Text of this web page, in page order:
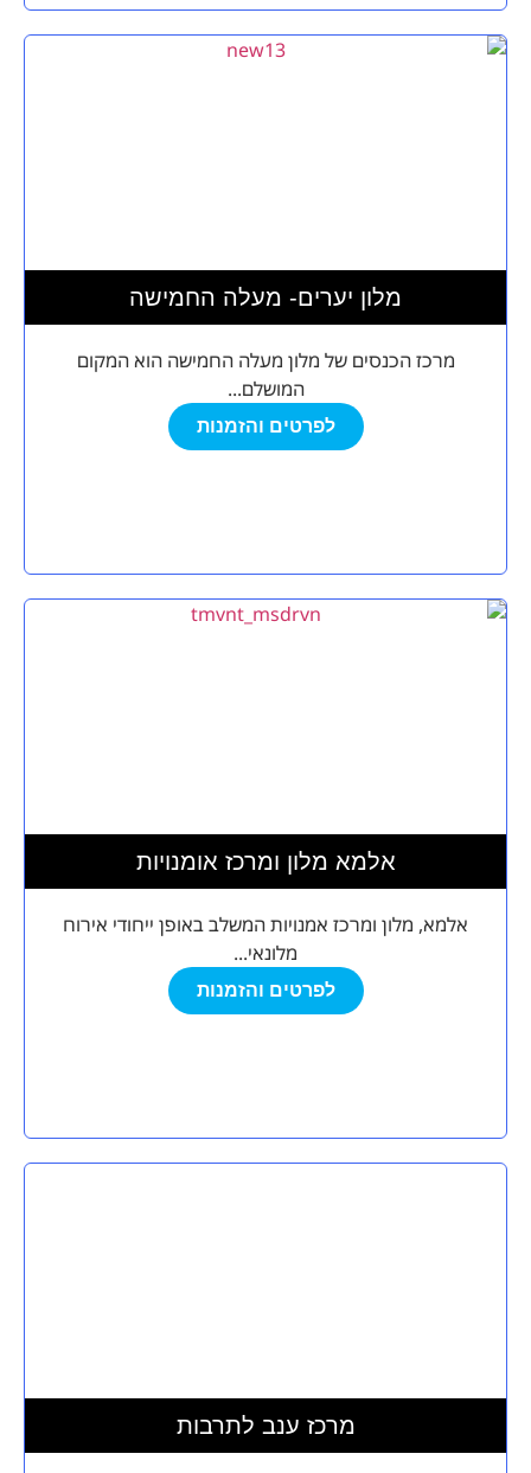
מלון יערים- מעלה החמישה
מרכז הכנסים של מלון מעלה החמישה הוא המקום
המושלם...
לפרטים והזמנות
אלמא מלון ומרכז אומנויות
אלמא, מלון ומרכז אמנויות המשלב באופן ייחודי אירוח
מלונאי...
לפרטים והזמנות
מרכז ענב לתרבות